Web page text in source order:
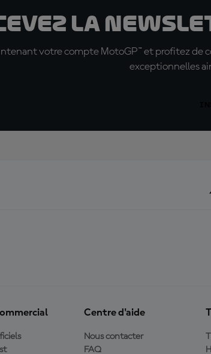
la
votre compte MotoGP™ et profitez de
exceptionnelles
Centre d'aide
Nous contacter
FAQ